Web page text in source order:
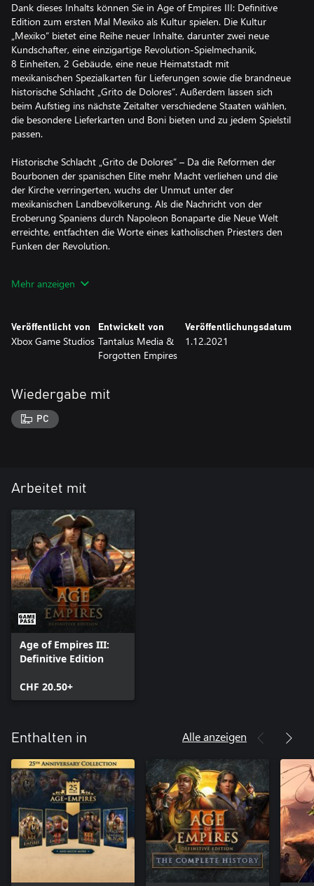
Dank dieses Inhalts können Sie in Age of Empires III: Definitive
Edition zum ersten Mal Mexiko als Kultur spielen. Die Kultur
„Mexiko“ bietet eine Reihe neuer Inhalte, darunter zwei neue
Kundschafter, eine einzigartige Revolution-Spielmechanik,
8 Einheiten, 2 Gebäude, eine neue Heimatstadt mit
mexikanischen Spezialkarten für Lieferungen sowie die brandneue
historische Schlacht „Grito de Dolores“. Außerdem lassen sich
beim Aufstieg ins nächste Zeitalter verschiedene Staaten wählen,
die besondere Lieferkarten und Boni bieten und zu jedem Spielstil
passen.
Historische Schlacht „Grito de Dolores“ – Da die Reformen der
Bourbonen der spanischen Elite mehr Macht verliehen und die
der Kirche verringerten, wuchs der Unmut unter der
mexikanischen Landbevölkerung. Als die Nachricht von der
Eroberung Spaniens durch Napoleon Bonaparte die Neue Welt
erreichte, entfachten die Worte eines katholischen Priesters den
Funken der Revolution.
„Vereinigte Staaten“ besitzen, schalten Sie dadurch die historische
Mehr anzeigen
Veröffentlicht von
Xbox Game Studios
Entwickelt von
Tantalus Media &
Forgotten Empires
Veröffentlichungsdatum
1.12.2021
Wiedergabe mit
PC
Arbeitet mit
Age of Empires III:
Definitive Edition
CHF 20.50+
Enthalten in Alle anzeigen